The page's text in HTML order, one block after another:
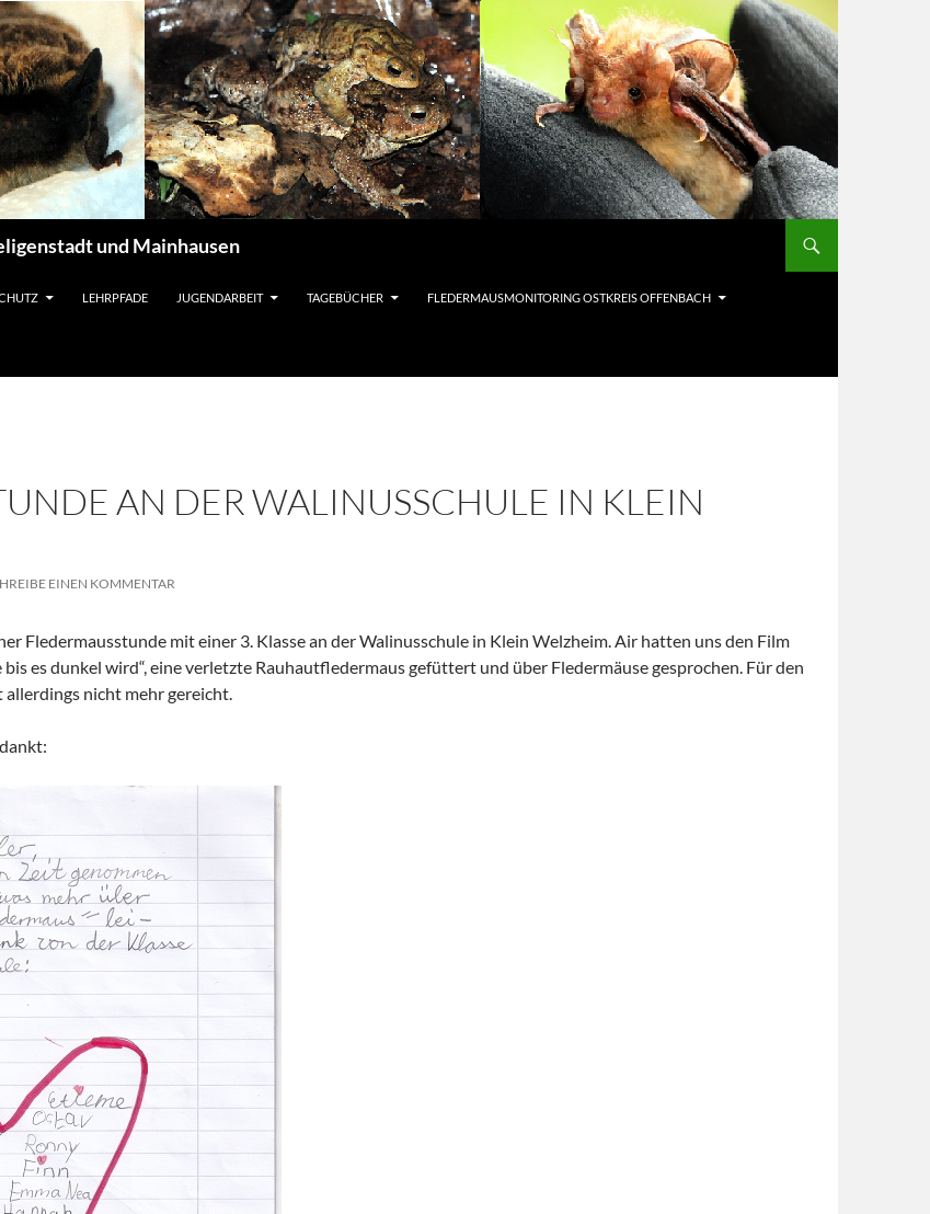
und Mainhausen
LEHRPFADE JUGENDARBEIT TAGEBÜCHER FLEDERMAUSMONITORING OSTKREIS OFFENBACH
AN DER WALINUSSCHULE IN KLEIN
EINEN KOMMENTAR
Fledermausstunde mit einer 3. Klasse an der Walinusschule in Klein Welzheim. Air hatten uns den Film
es dunkel wird“, eine verletzte Rauhautfledermaus gefüttert und über Fledermäuse gesprochen. Für den
nicht mehr gereicht.